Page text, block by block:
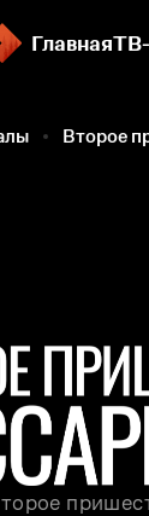
Главная
Второе